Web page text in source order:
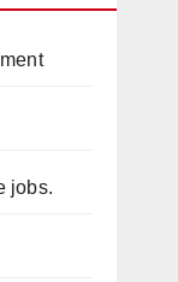
jobs.